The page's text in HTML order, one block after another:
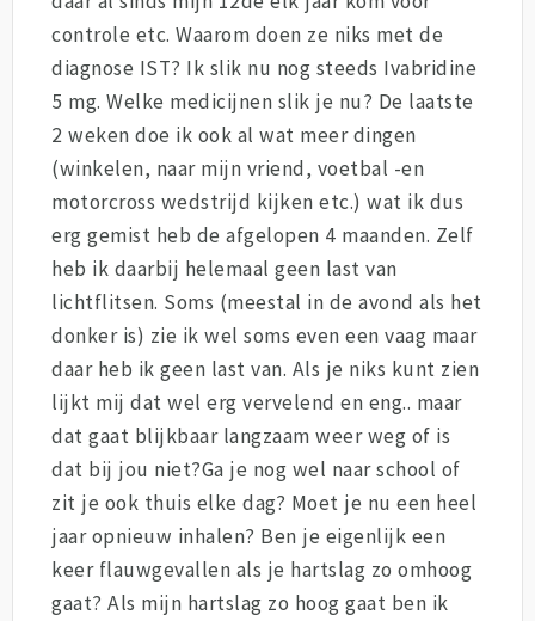
controle etc. Waarom doen ze niks met de
diagnose IST? Ik slik nu nog steeds Ivabridine
5 mg. Welke medicijnen slik je nu? De laatste
2 weken doe ik ook al wat meer dingen
(winkelen, naar mijn vriend, voetbal -en
motorcross wedstrijd kijken etc.) wat ik dus
erg gemist heb de afgelopen 4 maanden. Zelf
heb ik daarbij helemaal geen last van
lichtflitsen. Soms (meestal in de avond als het
donker is) zie ik wel soms even een vaag maar
daar heb ik geen last van. Als je niks kunt zien
lijkt mij dat wel erg vervelend en eng.. maar
dat gaat blijkbaar langzaam weer weg of is
dat bij jou niet?Ga je nog wel naar school of
zit je ook thuis elke dag? Moet je nu een heel
jaar opnieuw inhalen? Ben je eigenlijk een
keer flauwgevallen als je hartslag zo omhoog
gaat? Als mijn hartslag zo hoog gaat ben ik